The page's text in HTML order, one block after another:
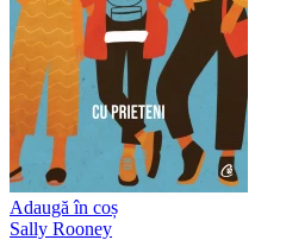
Adaugă în coș
Sally Rooney